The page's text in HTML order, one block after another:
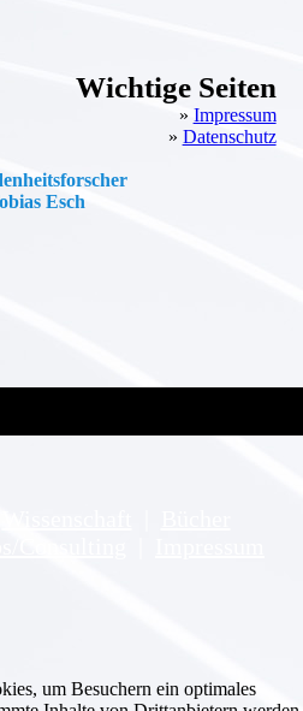
Wichtige Seiten
» Impressum
» Datenschutz
Esch
um Besuchern ein optimales